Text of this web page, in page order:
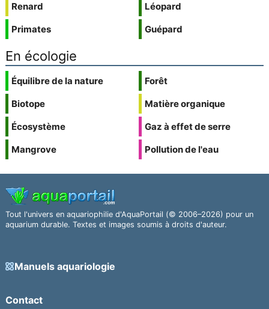
Renard
Primates
Léopard
Guépard
En écologie
Équilibre de la nature
Biotope
Écosystème
Mangrove
Forêt
Matière organique
Gaz à effet de serre
Pollution de l'eau
Tout l'univers en aquariophilie d'AquaPortail (© 2006–2026) pour un
aquarium durable. Textes et images soumis à droits d'auteur.
Manuels aquariologie
Contact